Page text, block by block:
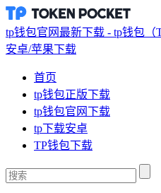
tp钱包官网最新下载 - tp钱包（
安卓/苹果下载
首页
tp钱包正版下载
tp钱包官网下载
tp下载安卓
TP钱包下载